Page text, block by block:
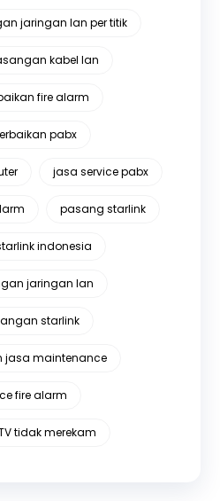
jaringan lan per titik
kabel lan
fire alarm
pabx
jasa service pabx
pasang starlink
indonesia
jaringan lan
starlink
jasa maintenance
fire alarm
tidak merekam